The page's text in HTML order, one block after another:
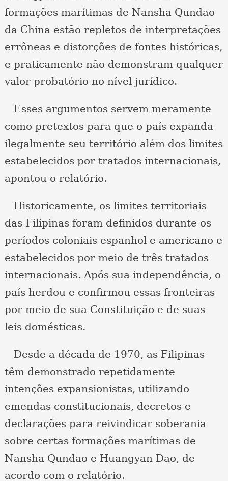
formações marítimas de Nansha Qundao
da China estão repletos de interpretações
errôneas e distorções de fontes históricas,
e praticamente não demonstram qualquer
valor probatório no nível jurídico.
Esses argumentos servem meramente
como pretextos para que o país expanda
ilegalmente seu território além dos limites
estabelecidos por tratados internacionais,
apontou o relatório.
Historicamente, os limites territoriais
das Filipinas foram definidos durante os
períodos coloniais espanhol e americano e
estabelecidos por meio de três tratados
internacionais. Após sua independência, o
país herdou e confirmou essas fronteiras
por meio de sua Constituição e de suas
leis domésticas.
Desde a década de 1970, as Filipinas
têm demonstrado repetidamente
intenções expansionistas, utilizando
emendas constitucionais, decretos e
declarações para reivindicar soberania
sobre certas formações marítimas de
Nansha Qundao e Huangyan Dao, de
acordo com o relatório.